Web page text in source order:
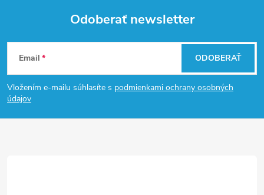
Z
á
p
Odoberať newsletter
Email
Vložením e-mailu súhlasíte s podmienkami ochrany osobných
údajov
ODOBERAŤ